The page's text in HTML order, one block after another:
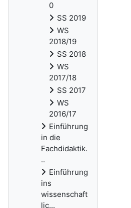
0
SS 2019
WS
2018/19
SS 2018
WS
2017/18
SS 2017
WS
2016/17
Einführung
in die
Fachdidaktik.
..
Einführung
ins
wissenschaft
lic...